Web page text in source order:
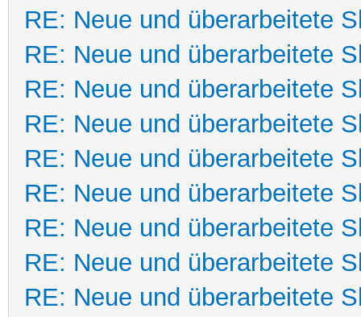
RE: Neue und überarbeitete
RE: Neue und überarbeitete
RE: Neue und überarbeitete
RE: Neue und überarbeitete
RE: Neue und überarbeitete
RE: Neue und überarbeitete
RE: Neue und überarbeitete
RE: Neue und überarbeitete
RE: Neue und überarbeitete